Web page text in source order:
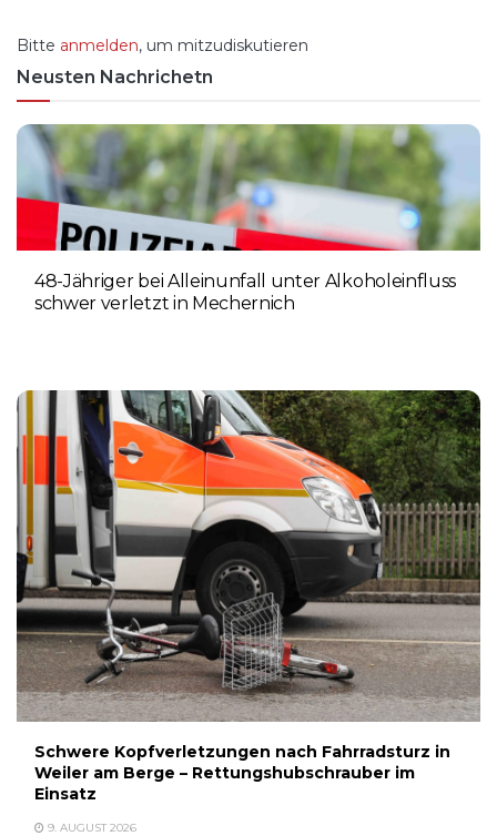
Bitte anmelden, um mitzudiskutieren
Neusten Nachrichetn
48-Jähriger bei Alleinunfall unter Alkoholeinfluss
schwer verletzt in Mechernich
Schwere Kopfverletzungen nach Fahrradsturz in
Weiler am Berge – Rettungshubschrauber im
Einsatz
9. AUGUST 2026